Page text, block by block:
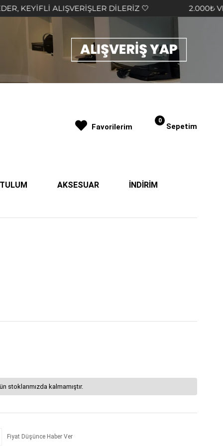
ALIŞVERİŞLER DİLERİZ 🤍 2.000₺ VE
Sepetim
0
AKSESUAR İNDİRİM
Favorilerim
stoklarımızda kalmamıştır.
Fiyat Düşünce Haber Ver